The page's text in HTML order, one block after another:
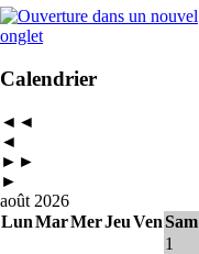
Calendrier
◄◄
◄
►►
►
août 2026
LunMarMerJeuVenSam
1